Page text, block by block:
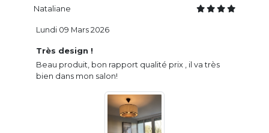
Nataliane
Très design !
Beau produit, bon rapport qualité prix , il va très
bien dans mon salon!
Lundi 09 Mars 2026